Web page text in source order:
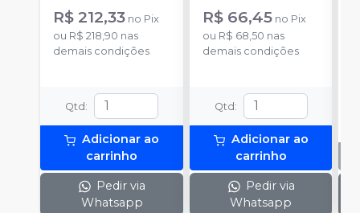
Body 120g + 1
catalisador 60ml.
R$ 212,33 no Pix
ou R$ 218,90 nas
demais condições
Qtd :
Adicionar ao
carrinho
Pedir via
Whatsapp
catalisador com 50g.
R$ 66,45 no Pix
ou R$ 68,50 nas
demais condições
Qtd :
Adicionar ao
carrinho
Pedir via
Whatsapp